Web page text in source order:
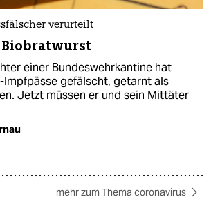
verurteilt
Biobratwurst
einer Bundeswehrkantine hat
Impfpässe gefälscht, getarnt als
Jetzt müssen er und sein Mittäter
mehr zum Thema coronavirus